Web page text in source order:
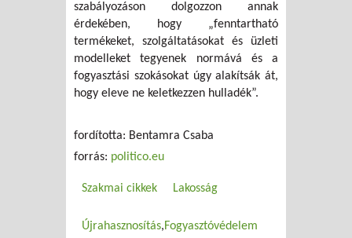
szabályozáson dolgozzon annak
érdekében, hogy „fenntartható
termékeket, szolgáltatásokat és üzleti
modelleket tegyenek normává és a
fogyasztási szokásokat úgy alakítsák át,
hogy eleve ne keletkezzen hulladék”.
fordította: Bentamra Csaba
forrás: politico.eu
Szakmai cikkek Lakosság
Újrahasznosítás Fogyasztóvédelem